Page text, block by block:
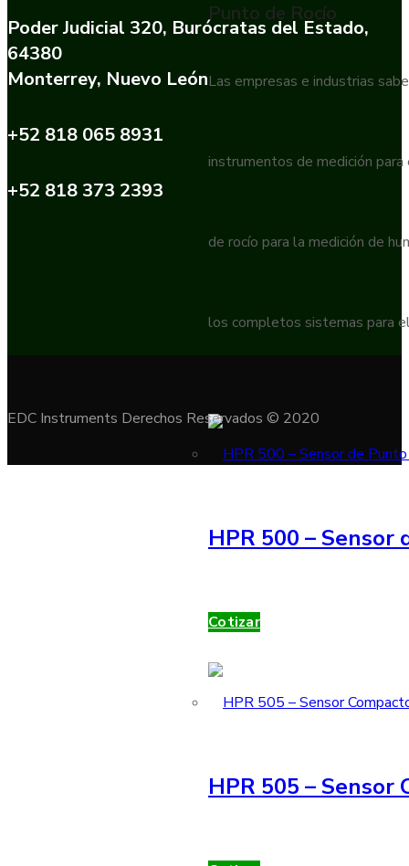
Punto de Rocío
Las empresas e industrias
instrumentos de medición
de rocío para la medición de
los completos sistemas para
HPR 500 –
Cotizar
HPR 505 – Sensor
Poder Judicial 320, Burócratas del Estado,
64380
Monterrey, Nuevo León
+52 818 065 8931
+52 818 373 2393
EDC Instruments Derechos Reservados © 2020